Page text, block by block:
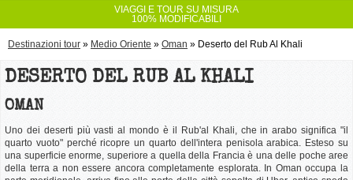
VIAGGI E TOUR SU MISURA
100% MODIFICABILI
Destinazioni tour » Medio Oriente » Oman » Deserto del Rub Al Khali
DESERTO DEL RUB AL KHALI
OMAN
Uno dei deserti più vasti al mondo è il Rub'al Khali, che in arabo significa "il
quarto vuoto" perché ricopre un quarto dell'intera penisola arabica. Esteso su
una superficie enorme, superiore a quella della Francia è una delle poche aree
della terra a non essere ancora completamente esplorata. In Oman occupa la